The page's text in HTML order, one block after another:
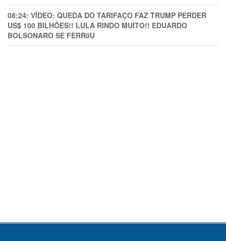
08:24: VÍDEO: QUEDA DO TARIFAÇO FAZ TRUMP PERDER
US$ 100 BILHÕES!! LULA RINDO MUITO!! EDUARDO
BOLSONARO SE FERR0U